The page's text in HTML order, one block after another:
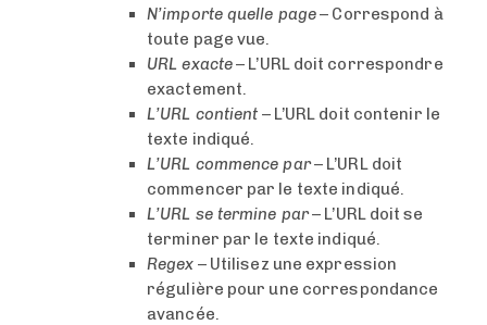
N’importe quelle page– Correspond à
toute page vue.
URL exacte– L’URL doit correspondre
exactement.
L’URL contient – L’URL doit contenir le
texte indiqué.
L’URL commence par– L’URL doit
commencer par le texte indiqué.
L’URL se termine par– L’URL doit se
terminer par le texte indiqué.
Regex – Utilisez une expression
régulière pour une correspondance
avancée.